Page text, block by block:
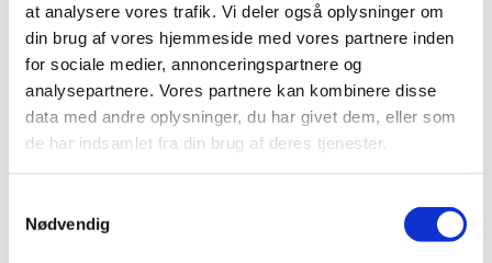
at analysere vores trafik. Vi deler også oplysninger om
din brug af vores hjemmeside med vores partnere inden
for sociale medier, annonceringspartnere og
analysepartnere. Vores partnere kan kombinere disse
data med andre oplysninger, du har givet dem, eller som
de har indsamlet fra din brug af deres tjenester.
Nødvendig
Piger fra 5 år - 1. klasse: kl. 17 - 18.15
Smutterne:
Piger i 2. og 3. klasse: kl. 18 - 19.30